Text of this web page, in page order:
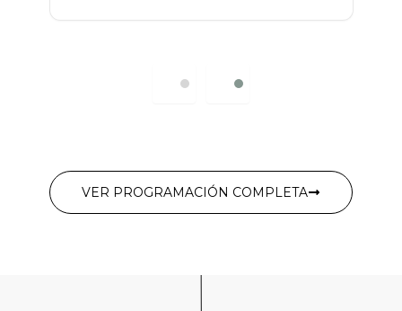
VER PROGRAMACIÓN COMPLETA